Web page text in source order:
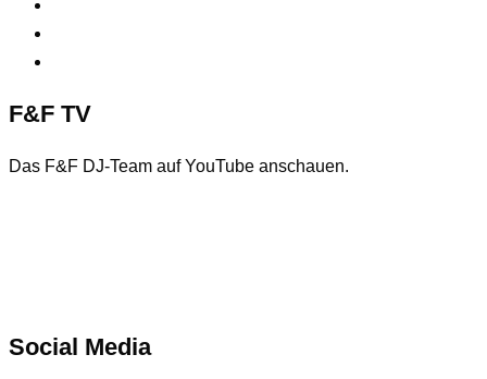
F&F TV
Das F&F DJ-Team auf YouTube anschauen.
Social Media